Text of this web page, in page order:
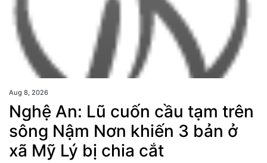
Aug 8, 2026
Nghệ An: Lũ cuốn cầu tạm trên
sông Nậm Nơn khiến 3 bản ở
xã Mỹ Lý bị chia cắt